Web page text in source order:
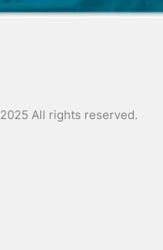
2025 All rights reserved.